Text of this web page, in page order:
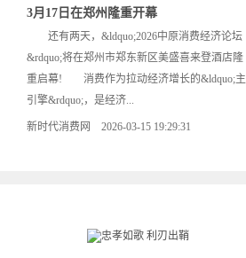
3月17日在郑州隆重开幕
还有两天，&ldquo;2026中原消费经济论坛
&rdquo;将在郑州市郑东新区美盛喜来登酒店隆
重启幕! 消费作为拉动经济增长的&ldquo;主
引擎&rdquo;，是经济...
新时代消费网 2026-03-15 19:29:31